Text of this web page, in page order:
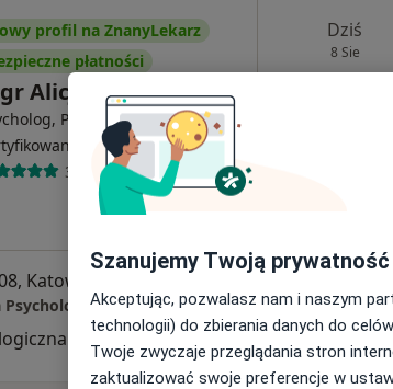
profil na ZnanyLekarz
płatności
Alicja Byszewska
Psychoterapeuta
Więcej
3 opinie
Katowice Mapa
mgr Alicja Byszewska Psycholog Psychoterapia Gestalt
200 zł
Dziś
8 Sie
Szanujemy Twoją prywatność
Akceptując, pozwalasz nam i naszym
technologii) do zbierania danych do
Twoje zwyczaje przeglądania stron
zaktualizować swoje preferencje w